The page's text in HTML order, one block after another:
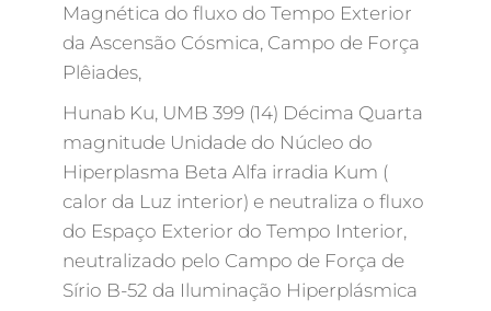
Magnética do fluxo do Tempo Exterior
da Ascensão Cósmica, Campo de Força
Plêiades,
Hunab Ku, UMB 399 (14) Décima Quarta
magnitude Unidade do Núcleo do
Hiperplasma Beta Alfa irradia Kum (
calor da Luz interior) e neutraliza o fluxo
do Espaço Exterior do Tempo Interior,
neutralizado pelo Campo de Força de
Sírio B-52 da Iluminação Hiperplásmica